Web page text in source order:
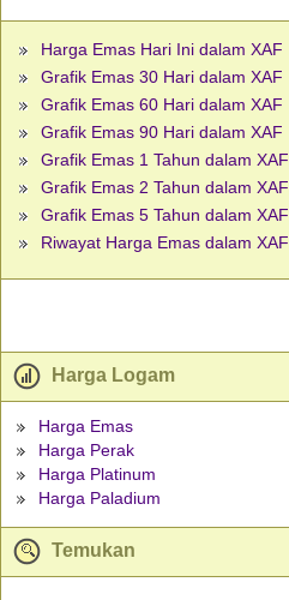
Harga Emas Hari Ini dalam XAF
Grafik Emas 30 Hari dalam XAF
Grafik Emas 60 Hari dalam XAF
Grafik Emas 90 Hari dalam XAF
Grafik Emas 1 Tahun dalam XAF
Grafik Emas 2 Tahun dalam XAF
Grafik Emas 5 Tahun dalam XAF
Riwayat Harga Emas dalam XAF
Harga Logam
Harga Emas
Harga Perak
Harga Platinum
Harga Paladium
Temukan